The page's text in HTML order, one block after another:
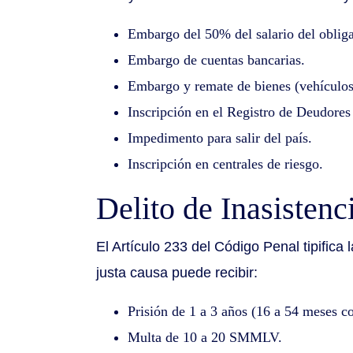
Embargo del 50% del salario del
Embargo de cuentas bancarias.
Embargo y remate de bienes
Inscripción en el Registro de
Impedimento para salir del país.
Inscripción en centrales de riesgo.
Delito de
El Artículo 233 del Código Penal tipifica
justa causa puede recibir:
Prisión de 1 a 3 años (16 a 54 meses
Multa de 10 a 20 SMMLV.